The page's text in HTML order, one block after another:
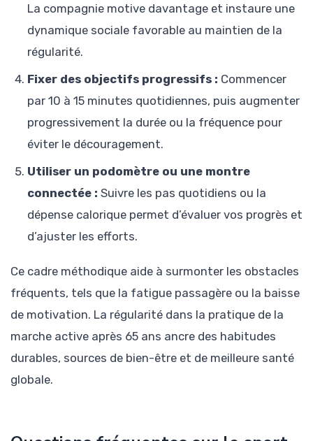
La compagnie motive davantage et instaure une
dynamique sociale favorable au maintien de la
régularité.
Fixer des objectifs progressifs : Commencer
par 10 à 15 minutes quotidiennes, puis augmenter
progressivement la durée ou la fréquence pour
éviter le découragement.
Utiliser un podomètre ou une montre
connectée : Suivre les pas quotidiens ou la
dépense calorique permet d’évaluer vos progrès et
d’ajuster les efforts.
Ce cadre méthodique aide à surmonter les obstacles
fréquents, tels que la fatigue passagère ou la baisse
de motivation. La régularité dans la pratique de la
marche active après 65 ans ancre des habitudes
durables, sources de bien-être et de meilleure santé
globale.